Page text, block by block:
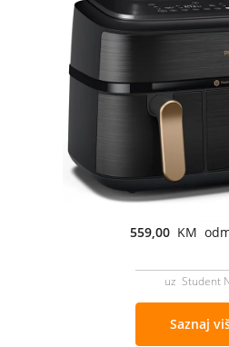
559,00 KM
uz Student
Saznaj